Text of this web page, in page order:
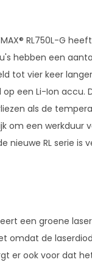
RL750L-G
hebben een
tot vier keer
een Li-Ion accu.
als de
om een werkduur
nieuwe RL serie
een groene
omdat de
er ook voor dat